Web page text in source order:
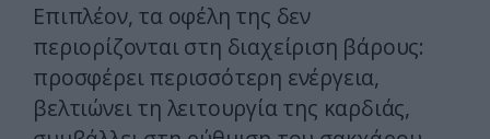
Επιπλέον, τα οφέλη της δεν
περιορίζονται στη διαχείριση βάρους:
προσφέρει περισσότερη ενέργεια,
βελτιώνει τη λειτουργία της καρδιάς,